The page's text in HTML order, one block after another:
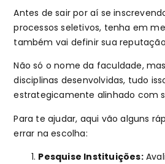
Antes de sair por aí se
processos seletivos, tenha em
também vai definir sua
Não só o nome da faculdade,
disciplinas desenvolvidas, tudo
estrategicamente alinhado com
Para te ajudar, aqui vão alguns
errar na escolha:
Pesquise Instituições: